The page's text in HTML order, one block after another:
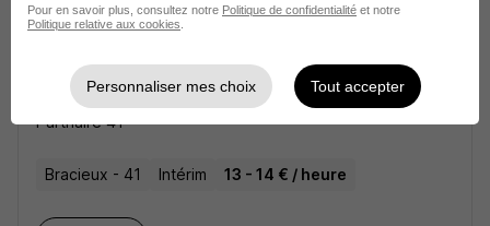
Comptable H/F
Partnaire 41
Bracieux - 41 Intérim 13 - 14 € / heure
Pour en savoir plus, consultez notre Politique de confidentialité et notre
Politique relative aux cookies
Personnaliser mes choix Tout accepter